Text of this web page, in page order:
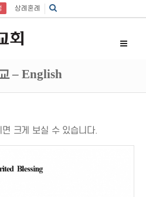
상례혼례
– English
크게 보실 수 있습니다.